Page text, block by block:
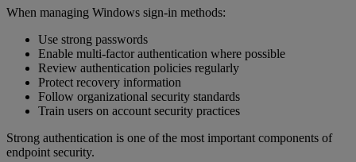
When managing Windows sign-in methods:
Use strong passwords
Enable multi-factor authentication where possible
Review authentication policies regularly
Protect recovery information
Follow organizational security standards
Train users on account security practices
Strong authentication is one of the most important components of
endpoint security.